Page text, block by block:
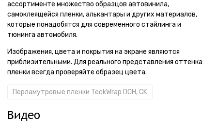
ассортименте множество образцов автовинила,
самоклеящейся пленки, алькантары и других материалов,
которые понадобятся для современного стайлинга и
тюнинга автомобиля.
Изображения, цвета и покрытия на экране являются
приблизительными. Для реального представления оттенка
пленки всегда проверяйте образец цвета.
Перламутровые пленки TeckWrap DCH, CK
Видео